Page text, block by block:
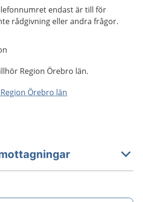
endast är till för
rådgivning eller andra frågor.
Region Örebro län.
Örebro län